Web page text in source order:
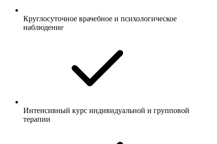
Круглосуточное врачебное и психологическое
наблюдение
Интенсивный курс индивидуальной и групповой
терапии